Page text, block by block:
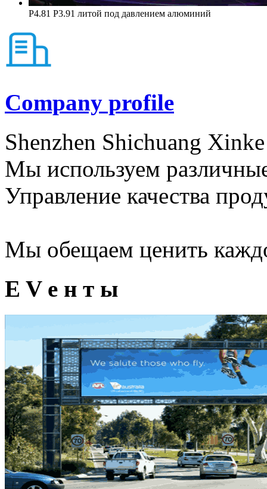
P4.81 Р3.91 литой под давлением алюминий
Company profile
Shenzhen Shichuang
Мы используем
Управление качества
Мы обещаем ценить
E V е н т ы